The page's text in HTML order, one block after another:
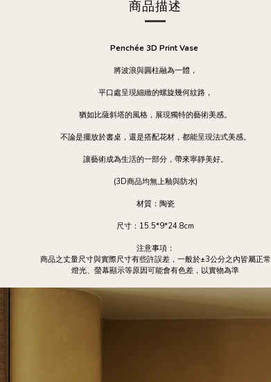
商品描述
Penchée 3D Print Vase
將波浪與圓柱融為一體，
平口處呈現細緻的螺旋幾何紋路，
猶如比薩斜塔的風格，展現獨特的藝術美感。
不論是擺放於書桌，還是搭配花材，都能呈現法式美感。
讓藝術成為生活的一部分，帶來寧靜美好。
(3D商品均無上釉與防水)
材質：陶瓷
尺寸：15.5*9*24.8cm
注意事項：
商品之丈量尺寸與實際尺寸有些許誤差，一般於±3公分之內皆屬正常
燈光、螢幕顯示等原因可能會有色差，以實物為準